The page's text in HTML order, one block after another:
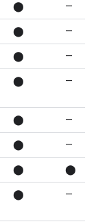
⬤ —
⬤ —
⬤ —
⬤ —
⬤ —
⬤ —
⬤ ⬤
⬤ —